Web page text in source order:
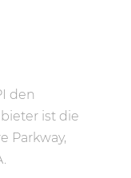
den
ist die
Parkway,